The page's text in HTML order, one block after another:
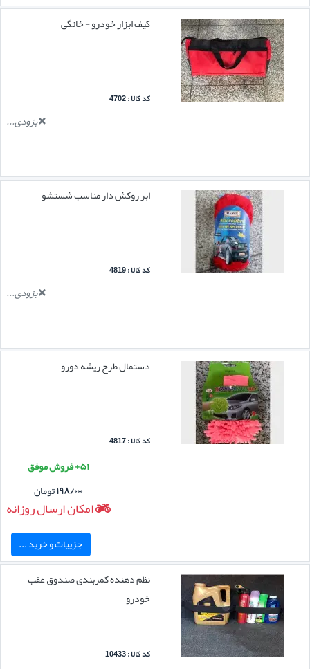
کیف ابزار خودرو - خانگی
کد کالا : 4702
بزودی...
ابر روکش دار مناسب شستشو
کد کالا : 4819
بزودی...
دستمال طرح ریشه دورو
کد کالا : 4817
۵۱+ فروش موفق
۱۹۸/۰۰۰تومان
امکان ارسال روزانه
جزییات و خرید ...
نظم دهنده کمربندی صندوق عقب
خودرو
کد کالا : 10433